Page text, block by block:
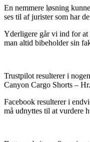
En nemmere løsning
ses til af jurister som har
Yderligere går vi ind for at
man altid bibeholder sin
Trustpilot resulterer i
Canyon Cargo Shorts –
Facebook resulterer i
må udnyttes til at vurdere